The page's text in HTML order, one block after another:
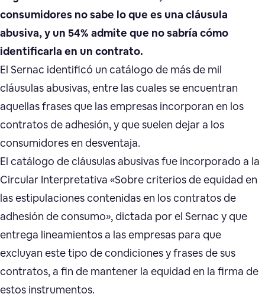
consumidores no sabe lo que es una cláusula
abusiva, y un 54% admite que no sabría cómo
identificarla en un contrato.
El Sernac identificó un catálogo de más de mil
cláusulas abusivas, entre las cuales se encuentran
aquellas frases que las empresas incorporan en los
contratos de adhesión, y que suelen dejar a los
consumidores en desventaja.
El catálogo de cláusulas abusivas fue incorporado a la
Circular Interpretativa «Sobre criterios de equidad en
las estipulaciones contenidas en los contratos de
adhesión de consumo», dictada por el Sernac y que
entrega lineamientos a las empresas para que
excluyan este tipo de condiciones y frases de sus
contratos, a fin de mantener la equidad en la firma de
estos instrumentos.